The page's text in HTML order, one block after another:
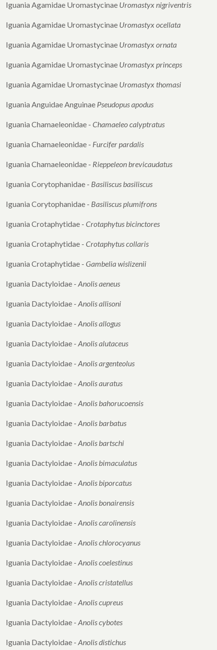
Iguania Agamidae Uromastycinae Uromastyx nigriventris
Iguania Agamidae Uromastycinae Uromastyx ocellata
Iguania Agamidae Uromastycinae Uromastyx ornata
Iguania Agamidae Uromastycinae Uromastyx princeps
Iguania Agamidae Uromastycinae Uromastyx thomasi
Iguania Anguidae Anguinae Pseudopus apodus
Iguania Chamaeleonidae - Chamaeleo calyptratus
Iguania Chamaeleonidae - Furcifer pardalis
Iguania Chamaeleonidae - Rieppeleon brevicaudatus
Iguania Corytophanidae - Basiliscus basiliscus
Iguania Corytophanidae - Basiliscus plumifrons
Iguania Crotaphytidae - Crotaphytus bicinctores
Iguania Crotaphytidae - Crotaphytus collaris
Iguania Crotaphytidae - Gambelia wislizenii
Iguania Dactyloidae - Anolis aeneus
Iguania Dactyloidae - Anolis allisoni
Iguania Dactyloidae - Anolis allogus
Iguania Dactyloidae - Anolis alutaceus
Iguania Dactyloidae - Anolis argenteolus
Iguania Dactyloidae - Anolis auratus
Iguania Dactyloidae - Anolis bahorucoensis
Iguania Dactyloidae - Anolis barbatus
Iguania Dactyloidae - Anolis bartschi
Iguania Dactyloidae - Anolis bimaculatus
Iguania Dactyloidae - Anolis biporcatus
Iguania Dactyloidae - Anolis bonairensis
Iguania Dactyloidae - Anolis carolinensis
Iguania Dactyloidae - Anolis chlorocyanus
Iguania Dactyloidae - Anolis coelestinus
Iguania Dactyloidae - Anolis cristatellus
Iguania Dactyloidae - Anolis cupreus
Iguania Dactyloidae - Anolis cybotes
Iguania Dactyloidae - Anolis distichus